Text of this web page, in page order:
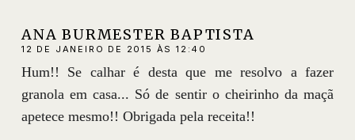
ANA BURMESTER BAPTISTA
12 DE JANEIRO DE 2015 ÀS 12:40
Hum!! Se calhar é desta que me resolvo a fazer
granola em casa... Só de sentir o cheirinho da maçã
apetece mesmo!! Obrigada pela receita!!